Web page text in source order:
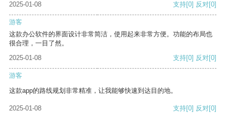
2025-01-08 支持[0] 反对[0]
游客
这款办公软件的界面设计非常简洁，使用起来非常方便。功能的布局也
很合理，一目了然。
2025-01-08
支持[0] 反对[0]
游客
这款app的路线规划非常精准，让我能够快速到达目的地。
2025-01-08 支持[0] 反对[0]